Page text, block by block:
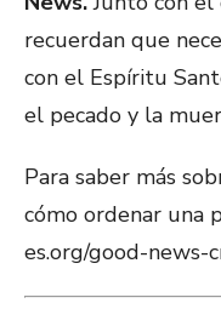
recuerdan que
con el Espíritu
el pecado y la
Para saber más
cómo ordenar una
es.org/good-news-